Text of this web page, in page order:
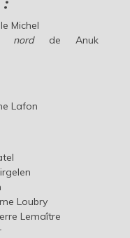
Michel
nordde Anuk
Lafon
Loubry
Lemaître